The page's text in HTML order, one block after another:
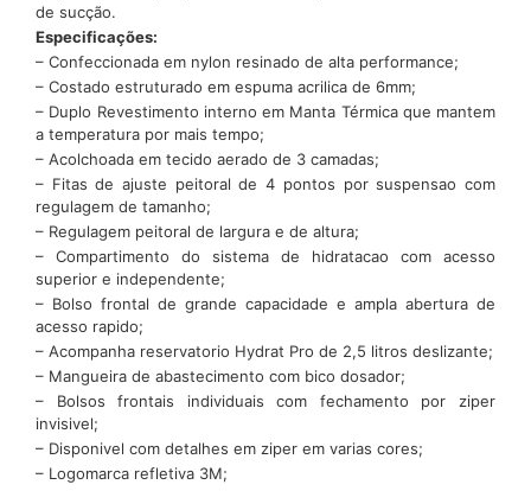
de sucção.
Especificações:
– Confeccionada em nylon resinado de alta performance;
– Costado estruturado em espuma acrilica de 6mm;
– Duplo Revestimento interno em Manta Térmica que mantem
a temperatura por mais tempo;
– Acolchoada em tecido aerado de 3 camadas;
– Fitas de ajuste peitoral de 4 pontos por suspensao com
regulagem de tamanho;
– Regulagem peitoral de largura e de altura;
– Compartimento do sistema de hidratacao com acesso
superior e independente;
– Bolso frontal de grande capacidade e ampla abertura de
acesso rapido;
– Acompanha reservatorio Hydrat Pro de 2,5 litros deslizante;
– Mangueira de abastecimento com bico dosador;
– Bolsos frontais individuais com fechamento por ziper
invisivel;
– Disponivel com detalhes em ziper em varias cores;
– Logomarca refletiva 3M;